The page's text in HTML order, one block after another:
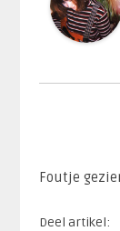
Foutje
Deel artikel: